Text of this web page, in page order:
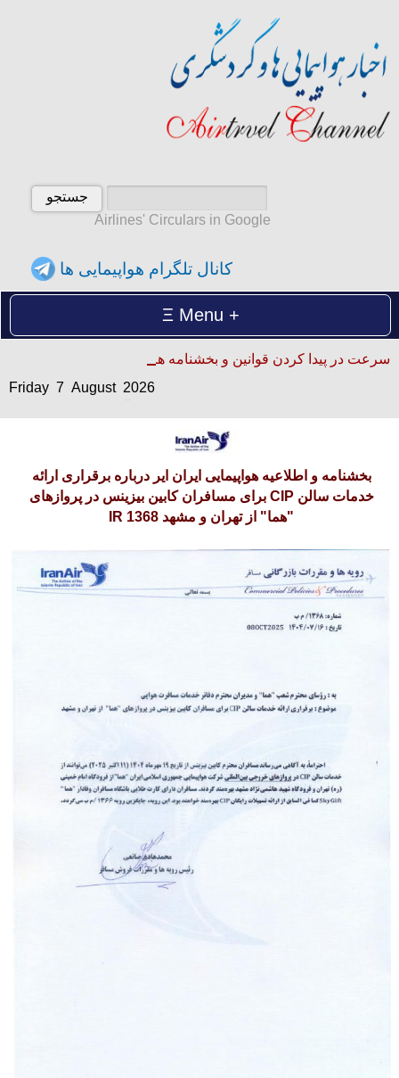
Airlines' Circulars in Google
کانال تلگرام هواپیمایی ها
Menu
سرعت در پیدا کردن قوانین و بخشنامه ها
Friday 7 August 2026
Friday 7 August 2026
بخشنامه و اطلاعیه هواپیمایی ایران ایر درباره بر‎قراری ارائه
خدمات سالن CIP برای مسافران کابین بیزینس در پروازهای
"هما" از تهران و مشهد IR 1368